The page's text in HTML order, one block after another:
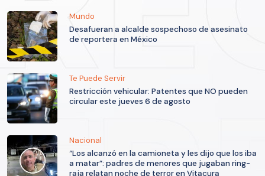
Mundo
Desafueran a alcalde sospechoso de asesinato
de reportera en México
Te Puede Servir
Restricción vehicular: Patentes que NO pueden
circular este jueves 6 de agosto
Nacional
“Los alcanzó en la camioneta y les dijo que los iba
a matar”: padres de menores que jugaban ring-
raja relatan noche de terror en Vitacura